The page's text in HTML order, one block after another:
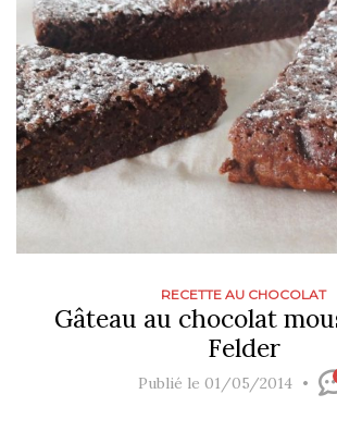
RECETTE AU CHOCOLAT
Gâteau au chocolat
Felder
Publié le 01/05/2014